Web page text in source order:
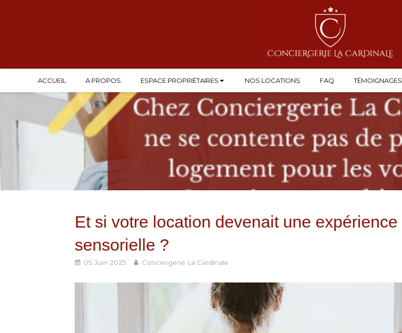
ACCUEIL A PROPOS ESPACE PROPRIÉTAIRES NOS LOCATIONS FAQ TÉMOIGNAGES
Et si votre location devenait une expérience
sensorielle ?
05 Juin 2025 Conciergerie La Cardinale